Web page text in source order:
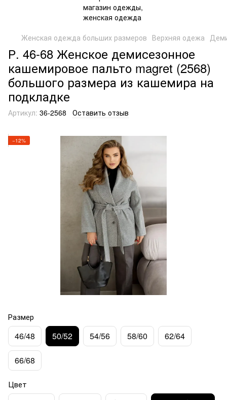
Женская одежда больших размеров Верхняя одежа
Р. 46-68 Женское демисезонное
кашемировое пальто magret (2568)
большого размера из кашемира на
подкладке
Артикул: 36-2568 Оставить отзыв
−12%
Размер
46/48 50/52 54/56 58/60 62/64
66/68
Цвет